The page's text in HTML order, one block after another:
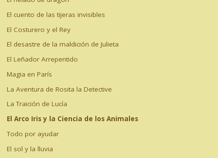
El cuento de las tijeras invisibles
El Costurero y el Rey
El desastre de la maldición de Julieta
El Leñador Arrepentido
Magia en París
La Aventura de Rosita la Detective
La Traición de Lucía
El Arco Iris y la Ciencia de los Animales
Todo por ayudar
El sol y la lluvia